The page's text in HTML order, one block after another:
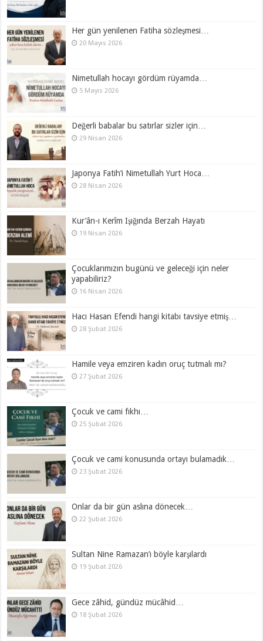
Her gün yenilenen Fatiha sözleşmesi…
20 Mayıs 2026
Nimetullah hocayı gördüm rüyamda…
5 Mayıs 2026
Değerli babalar bu satırlar sizler için…
29 Nisan 2026
Japonya Fatih’i Nimetullah Yurt Hoca…
28 Nisan 2026
Kur’ân-ı Kerîm Işığında Berzah Hayatı
19 Nisan 2026
Çocuklarımızın bugünü ve geleceği için neler
yapabiliriz?
16 Nisan 2026
Hacı Hasan Efendi hangi kitabı tavsiye etmiş…
28 Şubat 2026
Hamile veya emziren kadın oruç tutmalı mı?
27 Şubat 2026
Çocuk ve cami fıkhı…
25 Şubat 2026
Çocuk ve cami konusunda ortayı bulamadık…
23 Şubat 2026
Onlar da bir gün aslına dönecek…
22 Şubat 2026
Sultan Nine Ramazan’ı böyle karşılardı
19 Şubat 2026
Gece zâhid, gündüz mücâhid…
18 Şubat 2026